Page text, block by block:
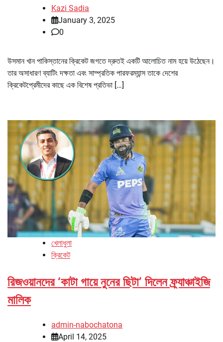
Kazi Sadia
January 3, 2025
0
উসমান খান পাকিস্তানের ক্রিকেট জগতে দ্রুতই একটি আলোচিত নাম হয়ে উঠেছেন।
তার অসাধারণ ব্যাটিং দক্ষতা এবং সাম্প্রতিক পারফরম্যান্স তাকে দেশের
ক্রিকেটপ্রেমীদের কাছে এক বিশেষ প্রতিভা […]
খেলাধুলা
ক্রিকেট
রিজওয়ানদের ‘কাটা গায়ে নুনের ছিটা’ দিলেন ফ্র্যাঞ্চাইজি
মালিক
admin-nabochatona
April 14, 2025